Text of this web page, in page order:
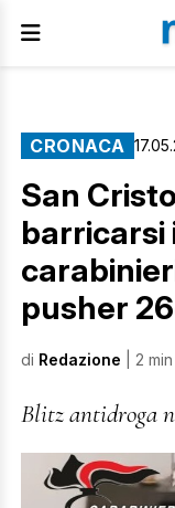
CRONACA
San
barricarsi
pusher
di Redazione | 2
Blitz antidroga